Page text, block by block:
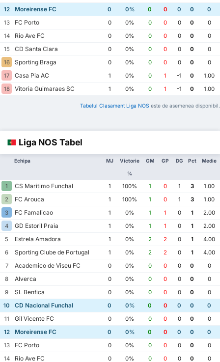
12
Moreirense FC 0 0% 0 0 0 0
0
13
FC Porto 0 0% 0 0 0 0
0
14
Rio Ave FC 0 0% 0 0 0 0
0
15
CD Santa Clara 0 0% 0 0 0 0
0
16
Sporting Braga 0 0% 0 0 0 0
0
17
Casa Pia AC 1 0% 0 1 -1 0
1.00
18
Vitoria Guimaraes SC 1 0% 0 1 -1 0 1.00
Tabelul Clasament Liga NOS este de asemenea disponibil.
Liga NOS Tabel
Echipa MJ Victorie
%
GM GP DG Pct Medie
1 CS Maritimo Funchal 1 100% 1 0 1 3
1.00
2
FC Arouca 1 100% 1 0 1 3
1.00
3
FC Famalicao 1 0% 1 1 0 1
2.00
4
GD Estoril Praia 1 0% 1 1 0 1
2.00
5
Estrela Amadora 1 0% 2 2 0 1
4.00
6
Sporting Clube de Portugal 1 0% 2 2 0 1
4.00
7
Academico de Viseu FC 0 0% 0 0 0 0
0
8
Alverca 0 0% 0 0 0 0
0
9
SL Benfica 0 0% 0 0 0 0
0
10
CD Nacional Funchal 0 0% 0 0 0 0
0
11
Gil Vicente FC 0 0% 0 0 0 0
0
12
Moreirense FC 0 0% 0 0 0 0
0
13
FC Porto 0 0% 0 0 0 0
0
14
Rio Ave FC 0 0% 0 0 0 0
0